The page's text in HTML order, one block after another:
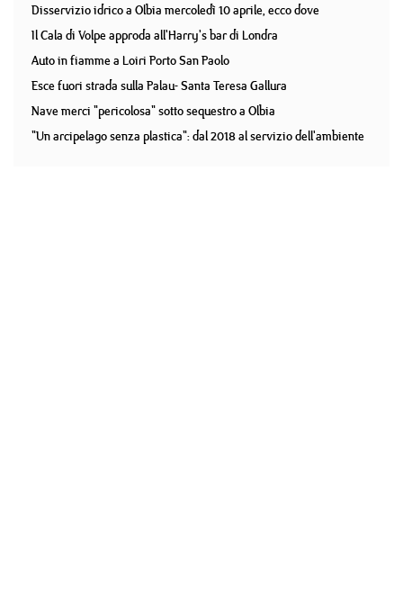
Disservizio idrico a Olbia mercoledì 10 aprile, ecco dove
Il Cala di Volpe approda all'Harry's bar di Londra
Auto in fiamme a Loiri Porto San Paolo
Esce fuori strada sulla Palau- Santa Teresa Gallura
Nave merci "pericolosa" sotto sequestro a Olbia
"Un arcipelago senza plastica": dal 2018 al servizio dell'ambiente